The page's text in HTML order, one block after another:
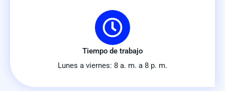
Tiempo de trabajo
Lunes a viernes: 8 a. m. a 8 p. m.